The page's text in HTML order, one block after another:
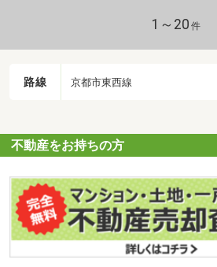
1～20 件
路線 京都市東西線
不動産をお持ちの方